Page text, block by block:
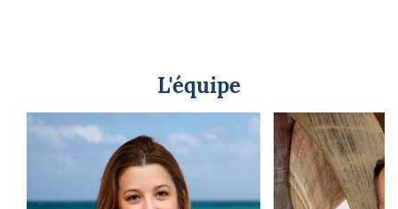
L'équipe